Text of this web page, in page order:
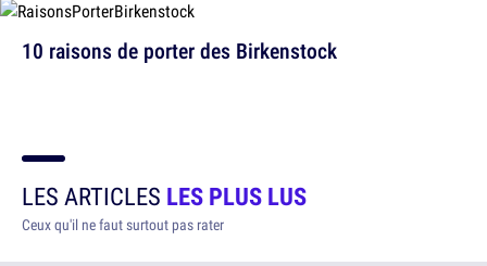
10 raisons de porter des Birkenstock
LES ARTICLES LES PLUS LUS
Ceux qu'il ne faut surtout pas rater